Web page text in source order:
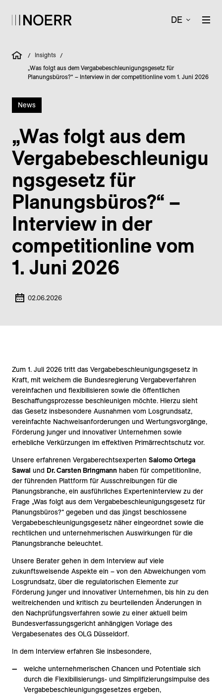
DE
/ Insights /
„Was folgt aus dem Vergabebeschleunigungsgesetz für
Planungsbüros?“ – Interview in der competitionline vom 1. Juni 2026
News
„Was folgt aus dem
Vergabebeschleunigu
ngsgesetz für
Planungsbüros?“ –
Interview in der
competitionline vom
1. Juni 2026
02.06.2026
Zum 1. Juli 2026 tritt das Vergabebeschleunigungsgesetz in
Kraft, mit welchem die Bundesregierung Vergabeverfahren
vereinfachen und flexibilisieren sowie die öffentlichen
Beschaffungsprozesse beschleunigen möchte. Hierzu sieht
das Gesetz insbesondere Ausnahmen vom Losgrundsatz,
vereinfachte Nachweisanforderungen und Wertungsvorgänge,
Förderung junger und innovativer Unternehmen sowie
erhebliche Verkürzungen im effektiven Primärrechtschutz vor.
Unsere erfahrenen Vergaberechtsexperten Salomo Ortega
Sawal und Dr. Carsten Bringmann haben für competitionline,
der führenden Plattform für Ausschreibungen für die
Planungsbranche, ein ausführliches Experteninterview zu der
Frage „Was folgt aus dem Vergabebeschleunigungsgesetz für
Planungsbüros?“ gegeben und das jüngst beschlossene
Vergabebeschleunigungsgesetz näher eingeordnet sowie die
rechtlichen und unternehmerischen Auswirkungen für die
Planungsbranche beleuchtet.
Unsere Berater gehen in dem Interview auf viele
zukunftsweisende Aspekte ein – von den Abweichungen vom
Losgrundsatz, über die regulatorischen Elemente zur
Förderung junger und innovativer Unternehmen, bis hin zu den
weitreichenden und kritisch zu beurteilenden Änderungen in
den Nachprüfungsverfahren sowie zu einer aktuell beim
Bundesverfassungsgericht anhängigen Vorlage des
Vergabesenates des OLG Düsseldorf.
In dem Interview erfahren Sie insbesondere,
welche unternehmerischen Chancen und Potentiale sich
durch die Flexibilisierungs- und Simplifizierungsimpulse des
Vergabebeschleunigungsgesetzes ergeben,